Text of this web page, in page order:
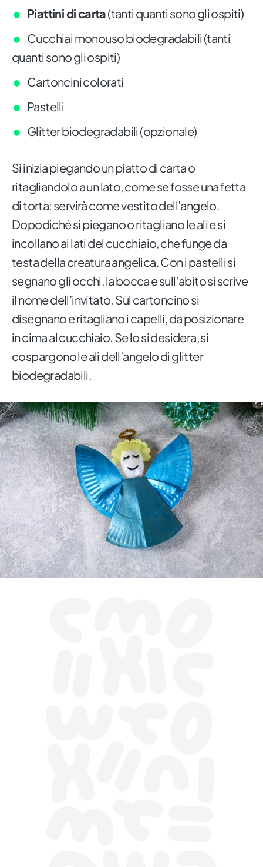
Piattini di carta(tanti quanti sono gli ospiti)
Cucchiai monouso biodegradabili (tanti
quanti sono gli ospiti)
Cartoncini colorati
Pastelli
Glitter biodegradabili (opzionale)
Si inizia piegando un piatto di carta o
ritagliandolo a un lato, come se fosse una fetta
di torta: servirà come vestito dell’angelo.
Dopodiché si piegano o ritagliano le ali e si
incollano ai lati del cucchiaio, che funge da
testa della creatura angelica. Con i pastelli si
segnano gli occhi, la bocca e sull’abito si scrive
il nome dell’invitato. Sul cartoncino si
disegnano e ritagliano i capelli, da posizionare
in cima al cucchiaio. Se lo si desidera, si
cospargono le ali dell’angelo di glitter
biodegradabili.